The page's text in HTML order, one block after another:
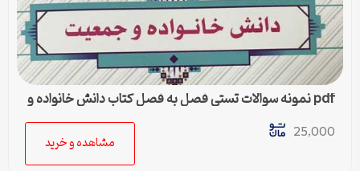
pdf نمونه سوالات تستی فصل به فصل کتاب دانش خانواده و
جمعیت
25,000
مشاهده و خرید